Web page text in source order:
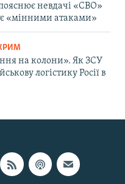
невдачі «СВО»
«мінними атаками»
на колони». Як ЗСУ
логістику Росії в